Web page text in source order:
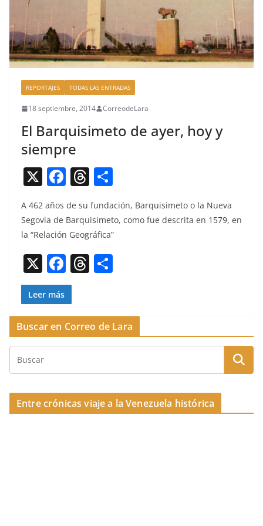
REPORTAJES TODAS LAS ENTRADAS
18 septiembre, 2014 CorreodeLara
El Barquisimeto de ayer, hoy y
siempre
X F
a
c
e
b
o
o
k
T
h
re
a
d
s
o
m
p
A 462 años de su fun­dación, Bar­quisime­to o la Nue­va
Segovia de Bar­quisime­to, como fue descri­ta en 1579, en
la “Relación Geográfica”
X F
a
c
e
b
o
k
T
a
d
p
ar
Leer más
Buscar en Correo de Lara
Entre crónicas viaje a la Venezuela histórica